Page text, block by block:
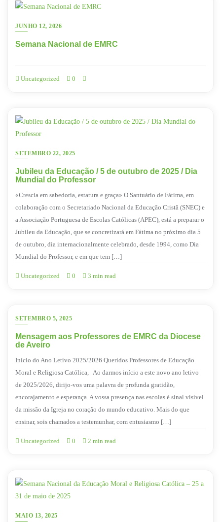
JUNHO 12, 2026
Semana Nacional de EMRC
Uncategorized 0
SETEMBRO 22, 2025
Jubileu da Educação / 5 de outubro de 2025 / Dia
Mundial do Professor
«Crescia em sabedoria, estatura e graça» O Santuário de Fátima, em
colaboração com o Secretariado Nacional da Educação Cristã (SNEC) e
a Associação Portuguesa de Escolas Católicas (APEC), está a preparar o
Jubileu da Educação, que se concretizará em Fátima no próximo dia 5
de outubro, dia internacionalmente celebrado, desde 1994, como Dia
Mundial do Professor, e em que tem […]
Uncategorized 0 3 min read
SETEMBRO 5, 2025
Mensagem aos Professores de EMRC da Diocese
de Aveiro
Início do Ano Letivo 2025/2026 Queridos Professores de Educação
Moral e Religiosa Católica, Ao darmos início a este novo ano letivo
de 2025/2026, dirijo-vos uma palavra de profunda gratidão,
encorajamento e esperança. A vossa presença nas escolas é sinal visível
da missão da Igreja no coração do mundo educativo. Mais do que
ensinar, sois chamados a testemunhar, com entusiasmo […]
Uncategorized 0 2 min read
MAIO 13, 2025